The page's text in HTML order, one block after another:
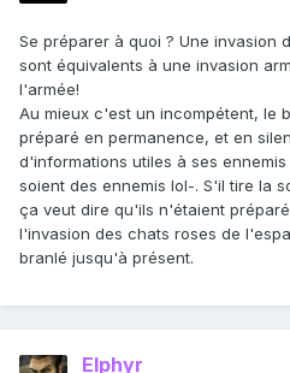
Se préparer à quoi ? Une invasion
sont équivalents à une invasion
l'armée!
Au mieux c'est un incompétent, le
préparé en permanence, et en
d'informations utiles à ses
soient des ennemis lol-. S'il tire la
ça veut dire qu'ils n'étaient
l'invasion des chats roses de
branlé jusqu'à présent.
Elphyr